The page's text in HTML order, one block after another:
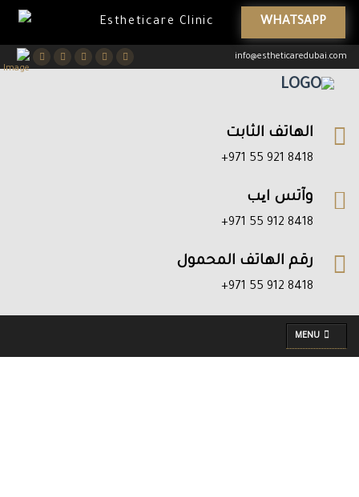
Estheticare Clinic WHATSAPP
info@estheticaredubai.com
Facebook
Twitter
Instagram
Pinterest
Youtube
الهاتف الثابت
8418 921 55 971+
وآتس ایب
8418 912 55 971+
رقم الهاتف المحمول
8418 912 55 971+
MENU